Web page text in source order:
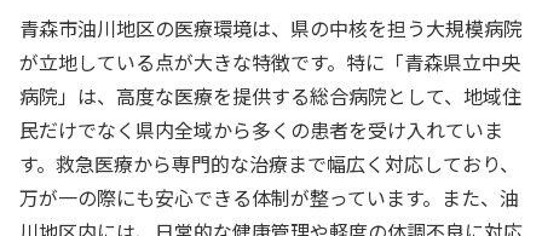
青森市油川地区の医療環境は、県の中核を担う大規模病院
が立地している点が大きな特徴です。特に「青森県立中央
病院」は、高度な医療を提供する総合病院として、地域住
民だけでなく県内全域から多くの患者を受け入れていま
す。救急医療から専門的な治療まで幅広く対応しており、
万が一の際にも安心できる体制が整っています。また、油